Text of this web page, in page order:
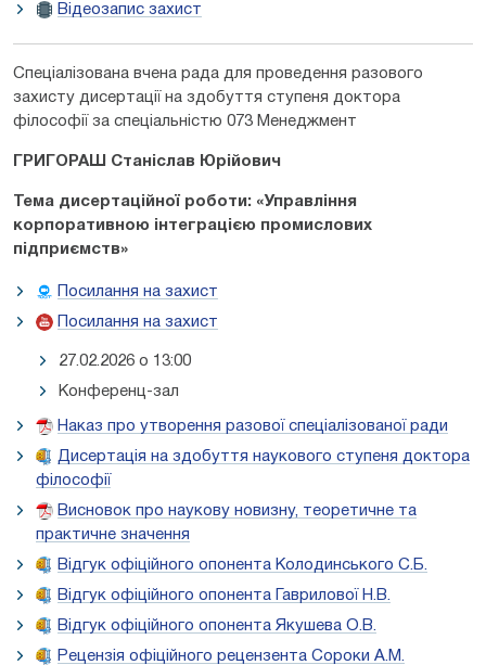
Відеозапис захист
Спеціалізована вчена рада для проведення разового
захисту дисертації на здобуття ступеня доктора
філософії за спеціальністю 073 Менеджмент
ГРИГОРАШ Станіслав Юрійович
Тема дисертаційної роботи: «Управління
корпоративною інтеграцією промислових
підприємств»
Посилання на захист
Посилання на захист
27.02.2026 о 13:00
Конференц-зал
Наказ про утворення разової спеціалізованої ради
Дисертація на здобуття наукового ступеня доктора
філософії
Висновок про наукову новизну, теоретичне та
практичне значення
Відгук офіційного опонента Колодинського С.Б.
Відгук офіційного опонента Гаврилової Н.В.
Відгук офіційного опонента Якушева О.В.
Рецензія офіційного рецензента Сороки А.М.